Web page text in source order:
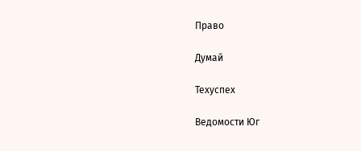
Право
Думай
Техуспех
Ведомости Юг